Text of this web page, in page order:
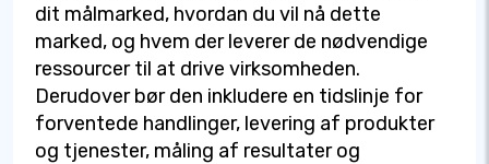
dit målmarked, hvordan du vil nå dette
marked, og hvem der leverer de nødvendige
ressourcer til at drive virksomheden.
Derudover bør den inkludere en tidslinje for
forventede handlinger, levering af produkter
og tjenester, måling af resultater og